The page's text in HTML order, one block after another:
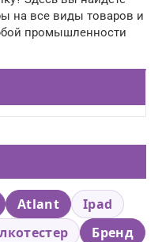
на все виды товаров и
промышленности
Atlant
Ipad
Бренд